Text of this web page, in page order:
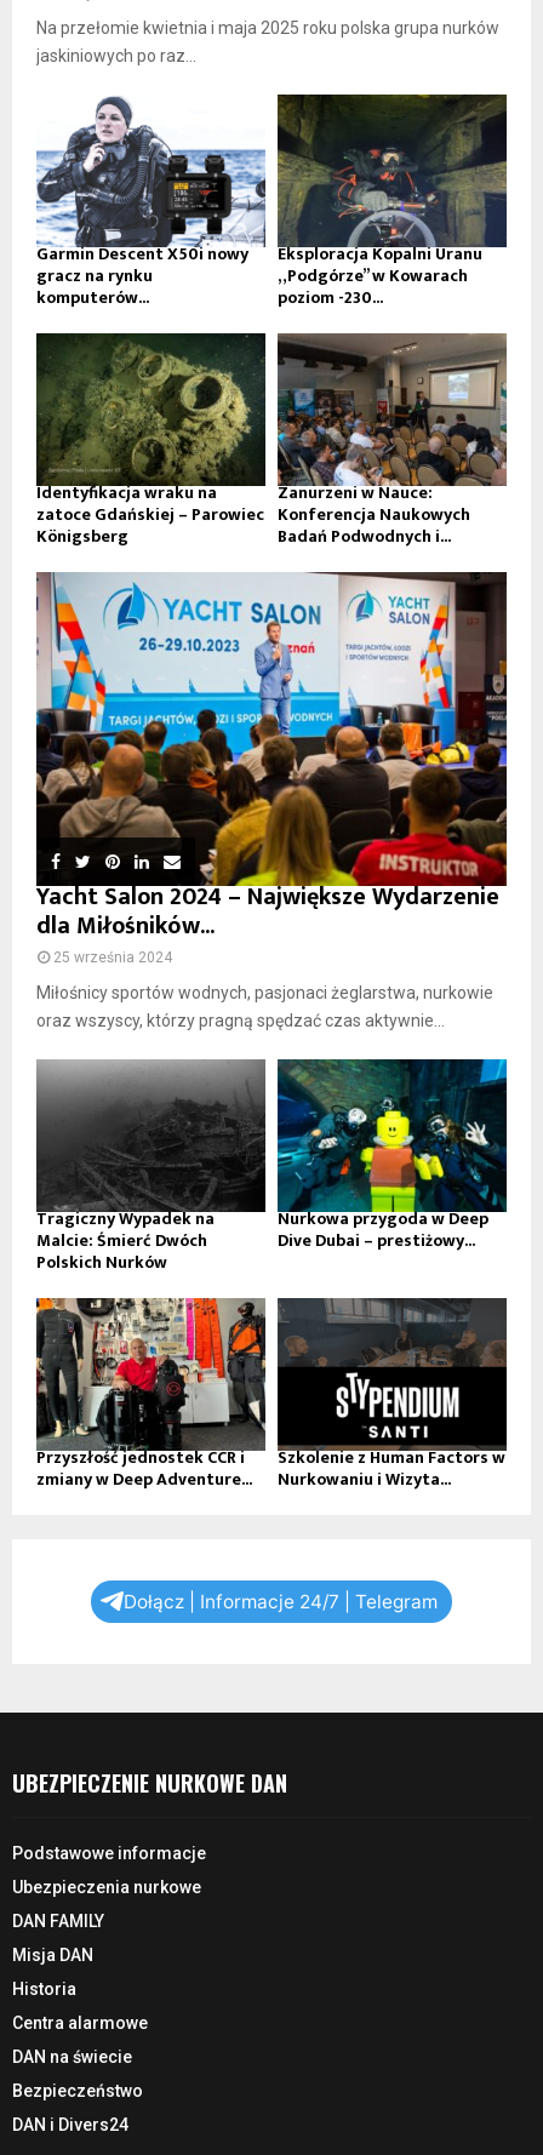
Na przełomie kwietnia i maja 2025 roku polska grupa nurków
jaskiniowych po raz...
Garmin Descent X50i nowy
gracz na rynku
komputerów...
Eksploracja Kopalni Uranu
„Podgórze” w Kowarach
poziom -230...
Identyfikacja wraku na
zatoce Gdańskiej – Parowiec
Königsberg
Zanurzeni w Nauce:
Konferencja Naukowych
Badań Podwodnych i...
Yacht Salon 2024 – Największe Wydarzenie
dla Miłośników...
25 września 2024
Miłośnicy sportów wodnych, pasjonaci żeglarstwa, nurkowie
oraz wszyscy, którzy pragną spędzać czas aktywnie...
Tragiczny Wypadek na
Malcie: Śmierć Dwóch
Polskich Nurków
Nurkowa przygoda w Deep
Dive Dubai – prestiżowy...
Przyszłość jednostek CCR i
zmiany w Deep Adventure...
Szkolenie z Human Factors w
Nurkowaniu i Wizyta...
Dołącz | Informacje 24/7 | Telegram
UBEZPIECZENIE NURKOWE DAN
Podstawowe informacje
Ubezpieczenia nurkowe
DAN FAMILY
Misja DAN
Historia
Centra alarmowe
DAN na świecie
Bezpieczeństwo
DAN i Divers24